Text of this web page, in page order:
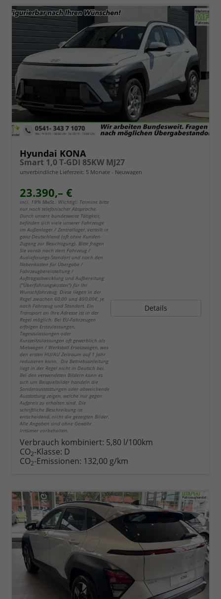
Hyundai KONA
Smart 1,0 T-GDI 85KW MJ27
unverbindliche Lieferzeit: 5 Monate Neuwagen
23.390,– €
incl. 19% MwSt.. Wichtig!: Termine bitte
nur nach telefonischer Absprache.
Durch unsere bundesweite Tätigkeit,
befinden sich viele unserer Fahrzeuge
im Außenlager / Zentrallager, verteilt in
ganz Deutschland (oft ohne Kunden-
Zugang zur Besichtigung). Bitte fragen
Sie vorab nach dem Fahrzeug /
Auslieferungs-Standort und nach den
Nebenkosten für Übergabe /
Fahrzeugbereitstellung /
Auftragsabwicklung und Aufbereitung
("Überführungskosten") für Ihr
Wunschfahrzeug. Diese liegen in der
Regel zwischen 60,00 und 890,00€, je
nach Fahrzeug und Standort. Ein
Transport an Ihre Adresse ist in der
Regel möglich. Bei EU-Fahrzeugen
erfolgen Erstzulassungen,
Tageszulassungen oder
Kurzzeitzulassungen oft gewerblich als
Mietwagen / Werkstatt Ersatzwagen, was
den ersten HU/AU Zeitraum auf 1 Jahr
reduzieren kann. Die Betriebsanleitung
liegt in der Regel nicht in Deutsch bei.
Bei den verwendeten Bildern kann es
sich um Beispielbilder handeln die
Sonderausstattungen oder abweichende
Ausstattung zeigen, welche nur gegen
Aufpreis zu erhalten sind. Die
schriftliche Beschreibung ist
entscheidend, nicht die gezeigten Bilder.
Alle Angaben sind ohne Gewähr.
Irrtümer vorbehalten.
Details
Verbrauch kombiniert: 5,80 l/100km
CO2-Klasse: D
CO2-Emissionen: 132,00 g/km